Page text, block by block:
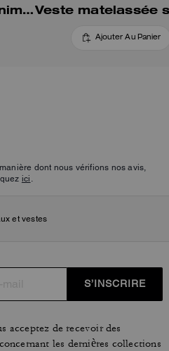
Veste Varsity En Denim Coton Biologique
Ajouter Au Panier
dont nous vérifions nos avis,
ici
et vestes
S’INSCRIRE
acceptez de recevoir des
les dernières collections